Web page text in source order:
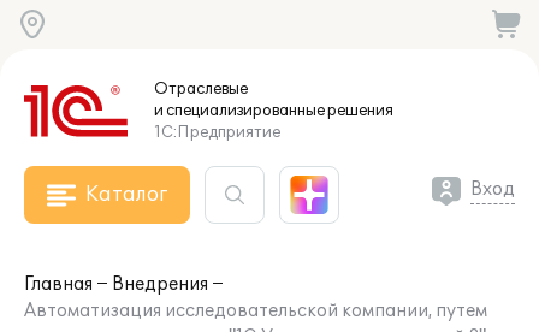
Отраслевые
и специализированныерешения
1С:Предприятие
Каталог Вход
Главная
Внедрения
Автоматизация исследовательской компании, путем